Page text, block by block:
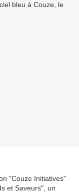
"Couze Initiatives"
et Saveurs", un